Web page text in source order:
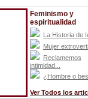
Feminismo y
espiritualidad
La Historia de
Mujer
Reclamemos
intimidad...
¿Hombre o
Ver Todos los